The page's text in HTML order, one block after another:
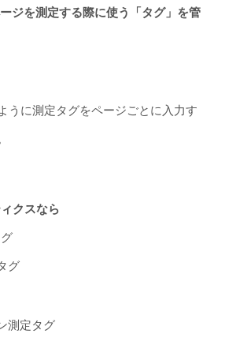
ジを測定する際に使う「タグ」を管
うに測定タグをページごとに入力す
クスなら
グ
測定タグ